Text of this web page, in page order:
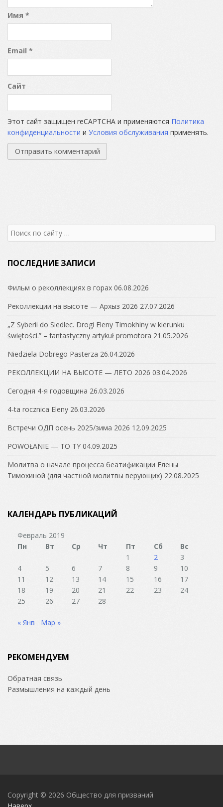
Имя *
Email *
Сайт
Этот сайт защищен reCAPTCHA и применяются Политика
конфиденциальности и Условия обслуживания применять.
Search
for:
ПОСЛЕДНИЕ ЗАПИСИ
Фильм о реколлекциях в горах 06.08.2026
Реколлекции на высоте — Архыз 2026 27.07.2026
„Z Syberii do Siedlec. Drogi Eleny Timokhiny w kierunku
świętości.” – fantastyczny artykuł promotora 21.05.2026
Niedziela Dobrego Pasterza 26.04.2026
РЕКОЛЛЕКЦИИ НА ВЫСОТЕ — ЛЕТО 2026 03.04.2026
Сегодня 4-я годовщина 26.03.2026
4-ta rocznica Eleny 26.03.2026
Встречи ОДП осень 2025/зима 2026 12.09.2025
POWOŁANIE — TO TY 04.09.2025
Молитва о начале процесса беатификации Елены
Тимохиной (для частной молитвы верующих) 22.08.2025
КАЛЕНДАРЬ ПУБЛИКАЦИЙ
Февраль 2019
Пн
Вт Ср Чт Пт Сб
Вс
1
2
3
4
5 6 7 8 9
10
11
12 13 14 15 16
17
18
19 20 21 22 23
24
25
26 27 28
« Янв Мар »
РЕКОМЕНДУЕМ
Обратная связь
Размышления на каждый день
Copyright © 2026 Общество для призваний